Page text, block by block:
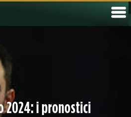
2024: i pronostici